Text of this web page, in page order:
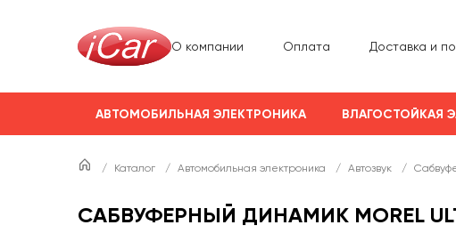
О компании Оплата Доставка и
АВТОМОБИЛЬНАЯ ЭЛЕКТРОНИКА ВЛАГОСТОЙКАЯ
/ Каталог / Автомобильная электроника / Автозвук /
САБВУФЕРНЫЙ ДИНАМИК MOREL